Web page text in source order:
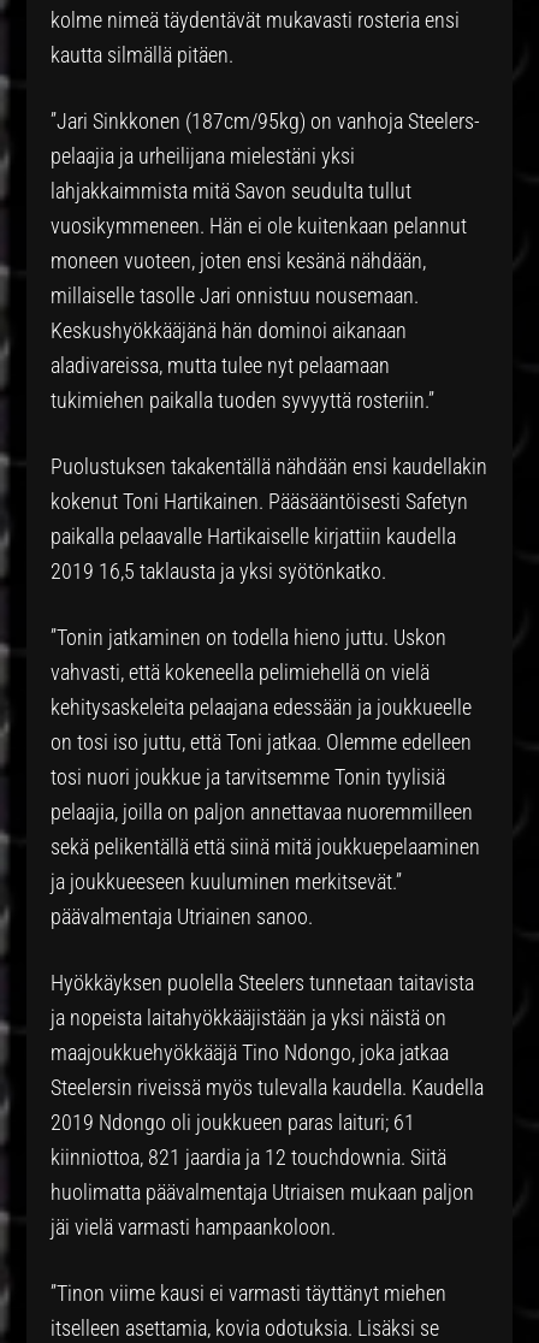
kolme nimeä täydentävät mukavasti rosteria ensi
kautta silmällä pitäen.
”Jari Sinkkonen (187cm/95kg) on vanhoja Steelers-
pelaajia ja urheilijana mielestäni yksi
lahjakkaimmista mitä Savon seudulta tullut
vuosikymmeneen. Hän ei ole kuitenkaan pelannut
moneen vuoteen, joten ensi kesänä nähdään,
millaiselle tasolle Jari onnistuu nousemaan.
Keskushyökkääjänä hän dominoi aikanaan
aladivareissa, mutta tulee nyt pelaamaan
tukimiehen paikalla tuoden syvyyttä rosteriin.”
Puolustuksen takakentällä nähdään ensi kaudellakin
kokenut Toni Hartikainen. Pääsääntöisesti Safetyn
paikalla pelaavalle Hartikaiselle kirjattiin kaudella
2019 16,5 taklausta ja yksi syötönkatko.
”Tonin jatkaminen on todella hieno juttu. Uskon
vahvasti, että kokeneella pelimiehellä on vielä
kehitysaskeleita pelaajana edessään ja joukkueelle
on tosi iso juttu, että Toni jatkaa. Olemme edelleen
tosi nuori joukkue ja tarvitsemme Tonin tyylisiä
pelaajia, joilla on paljon annettavaa nuoremmilleen
sekä pelikentällä että siinä mitä joukkuepelaaminen
ja joukkueeseen kuuluminen merkitsevät.”
päävalmentaja Utriainen sanoo.
Hyökkäyksen puolella Steelers tunnetaan taitavista
ja nopeista laitahyökkääjistään ja yksi näistä on
maajoukkuehyökkääjä Tino Ndongo, joka jatkaa
Steelersin riveissä myös tulevalla kaudella. Kaudella
2019 Ndongo oli joukkueen paras laituri; 61
kiinniottoa, 821 jaardia ja 12 touchdownia. Siitä
huolimatta päävalmentaja Utriaisen mukaan paljon
jäi vielä varmasti hampaankoloon.
”Tinon viime kausi ei varmasti täyttänyt miehen
itselleen asettamia, kovia odotuksia. Lisäksi se